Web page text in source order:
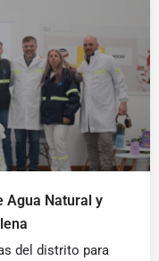
Agua Natural y
del distrito para